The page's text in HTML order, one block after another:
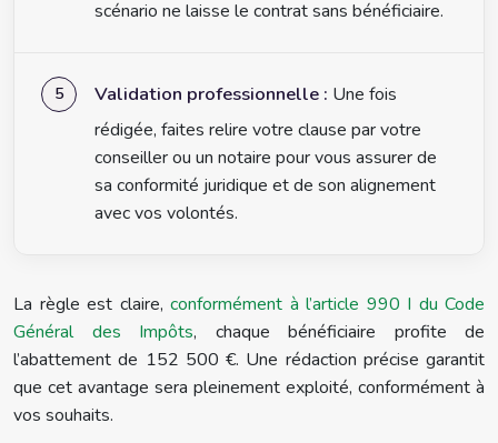
scénario ne laisse le contrat sans bénéficiaire.
Validation professionnelle : Une fois
rédigée, faites relire votre clause par votre
conseiller ou un notaire pour vous assurer de
sa conformité juridique et de son alignement
avec vos volontés.
La règle est claire, conformément à l’article 990 I du Code
Général des Impôts, chaque bénéficiaire profite de
l’abattement de 152 500 €. Une rédaction précise garantit
que cet avantage sera pleinement exploité, conformément à
vos souhaits.